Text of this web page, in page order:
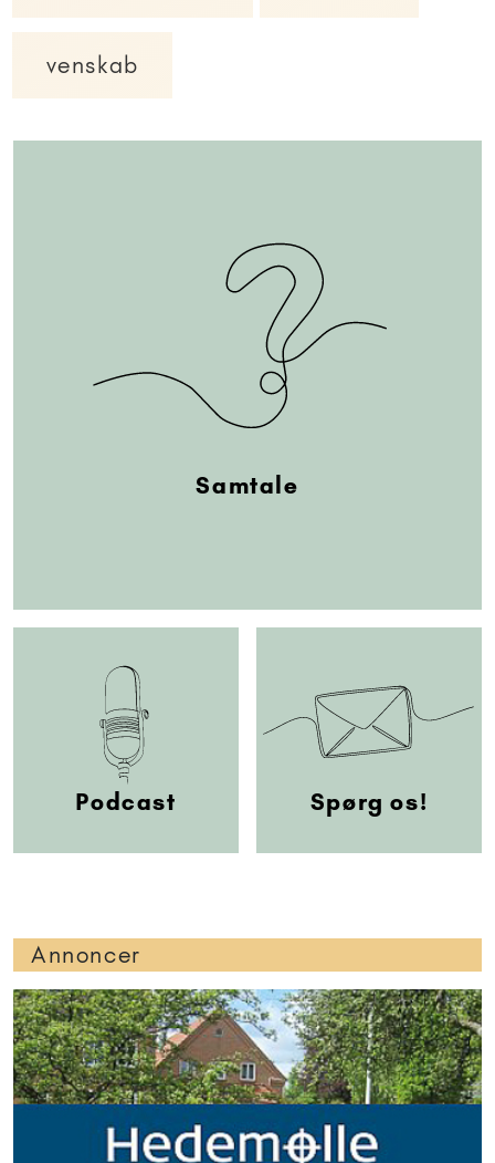
venskab
Samtale
Podcast Spørg os!
Annoncer